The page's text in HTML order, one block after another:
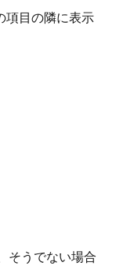
項目の隣に表示
そうでない場合